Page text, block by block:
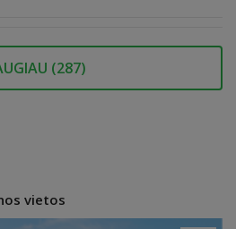
(287)
vietos